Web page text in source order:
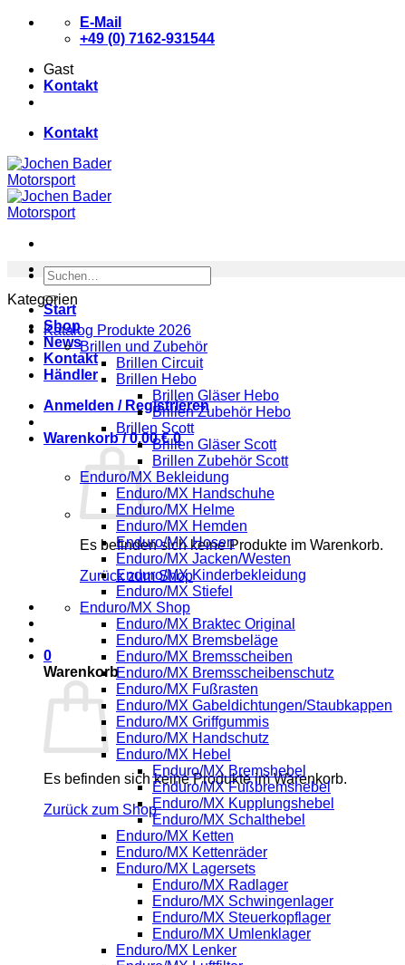
Zum
E-Mail
+49 (0) 7162-931544
Gast
Kontakt
Kontakt
Suchen
nach:
Start
Shop
News
Kontakt
Händler
Anmelden / Registrieren
Warenkorb /0,00€ 0
Es befinden sich keine Produkte im Warenkorb.
Zurück zum Shop
0
Warenkorb
Es befinden sich keine Produkte im Warenkorb.
Zurück zum Shop
Kategorien
Katalog Produkte 2026
Brillen und Zubehör
Brillen Circuit
Brillen Hebo
Brillen Gläser Hebo
Brillen Zubehör Hebo
Brillen Scott
Brillen Gläser Scott
Brillen Zubehör Scott
Enduro/MX Bekleidung
Enduro/MX Handschuhe
Enduro/MX Helme
Enduro/MX Hemden
Enduro/MX Hosen
Enduro/MX Jacken/Westen
Enduro/MX Kinderbekleidung
Enduro/MX Stiefel
Enduro/MX Shop
Enduro/MX Braktec Original
Enduro/MX Bremsbeläge
Enduro/MX Bremsscheiben
Enduro/MX Bremsscheibenschutz
Enduro/MX Fußrasten
Enduro/MX Gabeldichtungen/Staubkappen
Enduro/MX Griffgummis
Enduro/MX Handschutz
Enduro/MX Hebel
Enduro/MX Bremshebel
Enduro/MX Fußbremshebel
Enduro/MX Kupplungshebel
Enduro/MX Schalthebel
Enduro/MX Ketten
Enduro/MX Kettenräder
Enduro/MX Lagersets
Enduro/MX Radlager
Enduro/MX Schwingenlager
Enduro/MX Steuerkopflager
Enduro/MX Umlenklager
Enduro/MX Lenker